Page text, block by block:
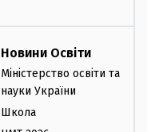
Новини Освіти
Міністерство освіти та
науки України
Школа